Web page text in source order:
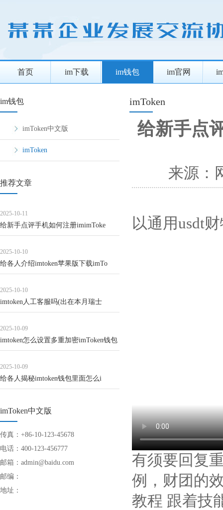
首页 im下载 im钱包 im官网
im钱包
imToken中文版
imToken
推荐文章
2025-10-11
给新手点评手机如何注册imimToke
2025-10-10
给各人介绍imtoken苹果版下载imTo
2025-10-10
imtoken人工客服吗(出在本月瑞士
2025-10-09
imtoken怎么设置多重加密imToken钱包
2025-10-09
给各人揭秘imtoken钱包里面怎么i
imToken中文版
传真：+86-10-123-45678
电话：400-123-456777
邮箱：admin@baidu.com
邮编：
地址：
imToken
给新手点
来源：
以通用usdt
有须要回复
例，财团的
教程 跟着技